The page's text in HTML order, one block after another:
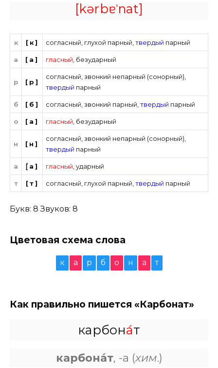
[kərbɐˈnat]
к [к] согласный глухой парный ,твердый парный
а [а] гласный безударный
р [р]
согласный ,звонкий непарный (сонорный)
твердый парный
б [б] согласный ,звонкий парный ,твердый парный
о [а] гласный безударный
н [н]
согласный ,звонкий непарный (сонорный)
твердый парный
а [́а] гласный ,ударный
т [т] согласный глухой парный ,твердый парный
Букв: 8 Звуков: 8
Цветовая схема слова
к а р б о н а т
Как правильно пишется «Карбонат»
карбона́т
карбона́т, -а (хим.)